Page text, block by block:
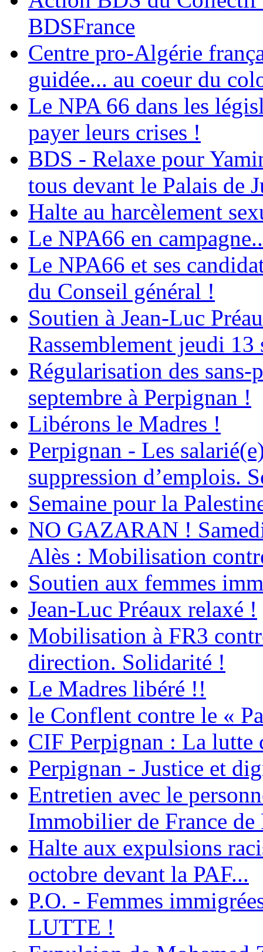
BDSFrance
Centre pro-Algérie
guidée... au coeur du
Le NPA 66 dans les
payer leurs crises !
BDS - Relaxe pour
tous devant le Palais de
Halte au harcèlement
Le NPA66 en
Le NPA66 et ses
du Conseil général !
Soutien à Jean-Luc
Rassemblement jeudi 13
Régularisation des
septembre à Perpignan !
Libérons le Madres !
Perpignan - Les
suppression d’emplois.
Semaine pour la
NO GAZARAN !
Alès : Mobilisation
Soutien aux femmes
Jean-Luc Préaux relaxé !
Mobilisation à FR3
direction. Solidarité !
Le Madres libéré !!
le Conflent contre le «
CIF Perpignan : La lutte
Perpignan - Justice et
Entretien avec le
Immobilier de France de
Halte aux expulsions
octobre devant la PAF...
P.O. - Femmes
LUTTE !